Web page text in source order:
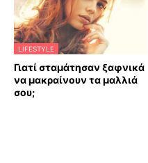
LIFESTYLE
Γιατί σταμάτησαν ξαφνικά
να μακραίνουν τα μαλλιά
σου;